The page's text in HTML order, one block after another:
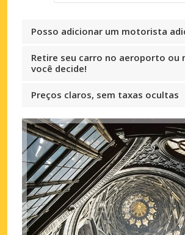
Posso adicionar um motorista
Retire seu carro no aeroporto ou
você decide!
Preços claros, sem taxas ocultas